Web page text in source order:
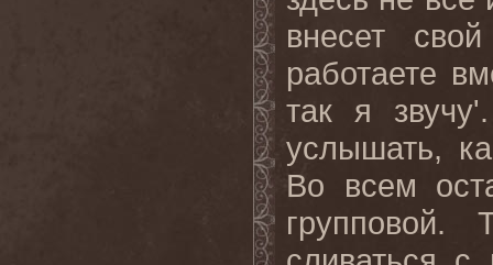
внесет
работаете
так я
услышать,
Во всем